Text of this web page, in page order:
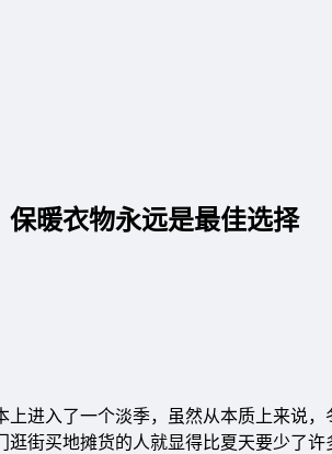
暖衣物永远是最佳选择
上进入了一个淡季，虽然从本质上来说
逛街买地摊货的人就显得比夏天要少了